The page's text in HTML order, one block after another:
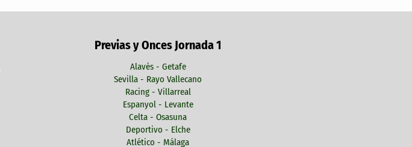
Previas y Onces Jornada 1
Alavés - Getafe
Sevilla - Rayo Vallecano
Racing - Villarreal
Espanyol - Levante
Celta - Osasuna
Deportivo - Elche
Atlético - Málaga